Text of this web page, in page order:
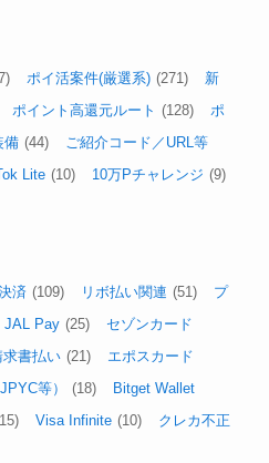
ポイ活案件(厳選系) (271)
新
ポイント高還元ルート (128)
ポ
備 (44)
ご紹介コード／URL等
Lite (10) 10万Pチャレンジ (9)
済 (109) リボ払い関連 (51)
プ
JAL Pay (25)
セゾンカード
求書払い (21)
エポスカード
等） (18)
Bitget Wallet
Visa Infinite (10)
クレカ不正